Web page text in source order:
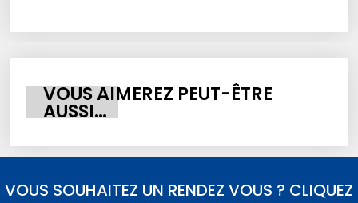
VOUS AIMEREZ PEUT-ÊTRE
AUSSI…
VOUS SOUHAITEZ UN RENDEZ VOUS ? CLIQUEZ